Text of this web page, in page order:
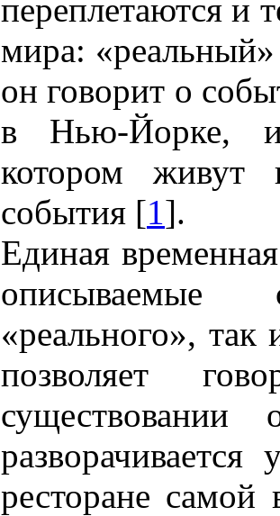
переплетаются и
мира:
он говорит о
в Нью-Йорке,
котором живут
события [1].
Единая
«реального»,
позволяет
существовании
ресторане